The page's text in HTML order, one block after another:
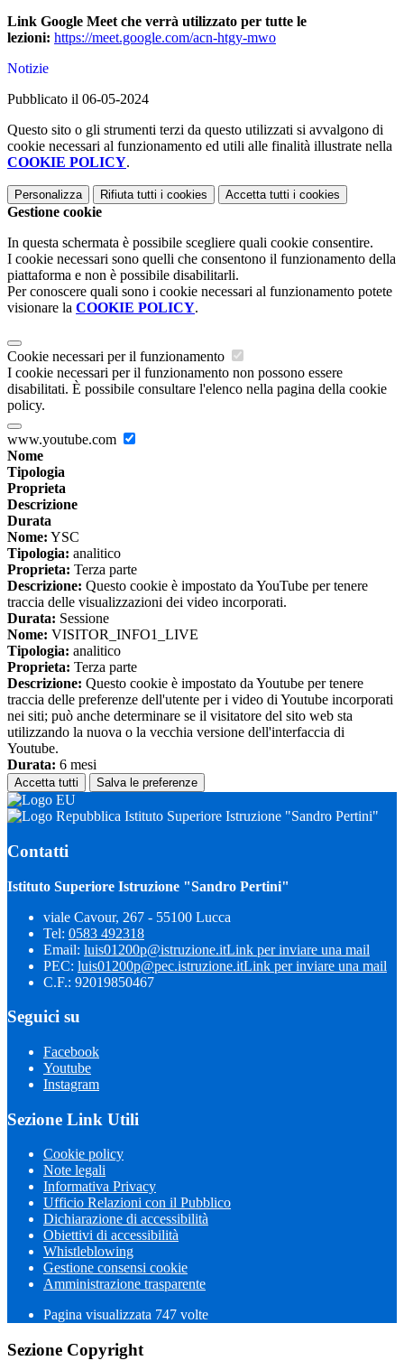
Link Google Meet che verrà utilizzato per tutte le
lezioni: https://meet.google.com/acn-htgy-mwo
Notizie
Pubblicato il 06-05-2024
Questo sito o gli strumenti terzi da questo utilizzati si avvalgono di
cookie necessari al funzionamento ed utili alle finalità illustrate nella
COOKIE POLICY.
Personalizza Rifiuta tutti i cookies Accetta tutti i cookies
Gestione cookie
In questa schermata è possibile scegliere quali cookie consentire.
I cookie necessari sono quelli che consentono il funzionamento della
piattaforma e non è possibile disabilitarli.
Per conoscere quali sono i cookie necessari al funzionamento potete
visionare la COOKIE POLICY.
Cookie necessari per il funzionamento
I cookie necessari per il funzionamento non possono essere
disabilitati. È possibile consultare l'elenco nella pagina della cookie
policy.
www.youtube.com
Nome
Tipologia
Proprieta
Descrizione
Durata
Nome: YSC
Tipologia: analitico
Proprieta: Terza parte
Descrizione: Questo cookie è impostato da YouTube per tenere
traccia delle visualizzazioni dei video incorporati.
Durata: Sessione
Nome: VISITOR_INFO1_LIVE
Tipologia: analitico
Proprieta: Terza parte
Descrizione: Questo cookie è impostato da Youtube per tenere
traccia delle preferenze dell'utente per i video di Youtube incorporati
nei siti; può anche determinare se il visitatore del sito web sta
utilizzando la nuova o la vecchia versione dell'interfaccia di
Youtube.
Durata: 6 mesi
Accetta tutti Salva le preferenze
Istituto Superiore Istruzione "Sandro Pertini"
Contatti
Istituto Superiore Istruzione "Sandro Pertini"
viale Cavour, 267 - 55100 Lucca
Tel: 0583 492318
Email: luis01200p@istruzione.itLink per inviare una mail
PEC: luis01200p@pec.istruzione.itLink per inviare una mail
C.F.: 92019850467
Seguici su
Facebook
Youtube
Instagram
Sezione Link Utili
Cookie policy
Note legali
Informativa Privacy
Ufficio Relazioni con il Pubblico
Dichiarazione di accessibilità
Obiettivi di accessibilità
Whistleblowing
Gestione consensi cookie
Amministrazione trasparente
Pagina visualizzata 747 volte
Sezione Copyright